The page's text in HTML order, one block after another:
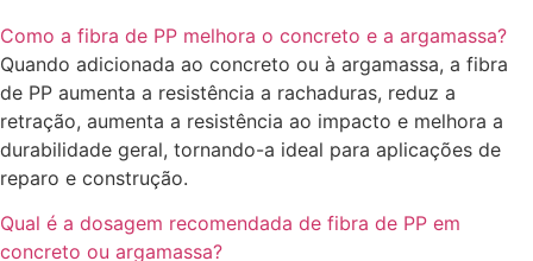
Como a fibra de PP melhora o concreto e a argamassa?
Quando adicionada ao concreto ou à argamassa, a fibra
de PP aumenta a resistência a rachaduras, reduz a
retração, aumenta a resistência ao impacto e melhora a
durabilidade geral, tornando-a ideal para aplicações de
reparo e construção.
Qual é a dosagem recomendada de fibra de PP em
concreto ou argamassa?